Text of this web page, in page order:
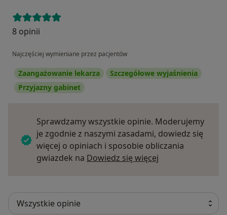
8 opinii
Najczęściej wymieniane przez pacjentów
Zaangażowanie lekarza
Szczegółowe wyjaśnienia
Przyjazny gabinet
Sprawdzamy wszystkie opinie. Moderujemy
je zgodnie z naszymi zasadami, dowiedz się
więcej o opiniach i sposobie obliczania
gwiazdek na Dowiedz się więcej